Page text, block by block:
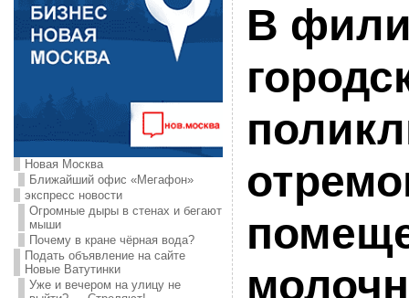
Новая Москва
Ближайший офис «Мегафон»
экспресс новости
Огромные дыры в стенах и бегают
мыши
Почему в кране чёрная вода?
Подать объявление на сайте
Новые Ватутинки
Уже и вечером на улицу не
В